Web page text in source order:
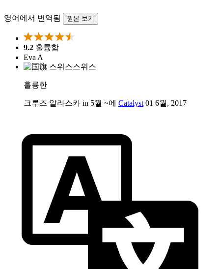
영어에서 번역됨 원본 보기
9.2 훌륭함
Eva A
스위스
훌륭한
크루즈 알라스카 in 5월 ~에 Catalyst 01 6월, 2017